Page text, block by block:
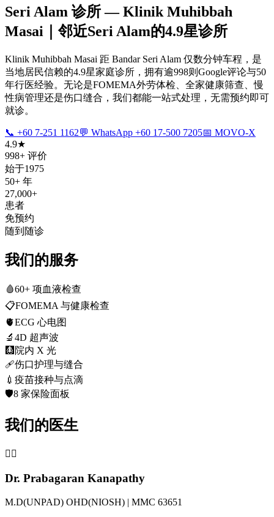
Seri Alam 诊所 — Klinik Muhibbah
Masai｜邻近Seri Alam的4.9星诊所
Klinik Muhibbah Masai 距 Bandar Seri Alam 仅数分钟车程，是
当地居民信赖的4.9星家庭诊所，拥有逾998则Google评论与50
年行医经验。无论是FOMEMA外劳体检、全家健康筛查、慢
性病管理还是伤口缝合，我们都能一站式处理，无需预约即可
就诊。
📞 +60 7-251 1162💬 WhatsApp +60 17-500 7205📅 MOVO-X
4.9★
998+ 评价
始于1975
50+ 年
27,000+
患者
免预约
随到随诊
我们的服务
🩸60+ 项血液检查
📋FOMEMA 与健康检查
🫀ECG 心电图
🔬 4D 超声波
🩻 院内 X 光
🩹伤口护理与缝合
💉 疫苗接种与点滴
🛡️8 家保险面板
我们的医生
👨‍⚕️
Dr. Prabagaran Kanapathy
M.D(UNPAD) OHD(NIOSH) | MMC 63651